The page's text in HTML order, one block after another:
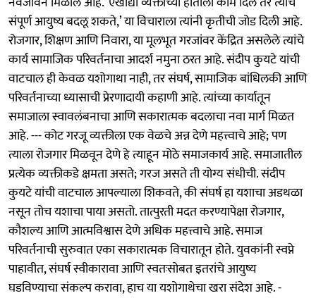
संपूर्ण आयुष्य बदलू शकते,’ या विचाराला त्यांनी कृतीची जोड दिली आहे.
रोजगार, शिक्षण आणि निवारा, या मूलभूत गरजांवर केंद्रित असलेले त्यांचे
कार्य सामाजिक परिवर्तनाचा आदर्श नमुना ठरत आहे. संदीप कुयटे यांची
वाटचाल ही केवळ यशोगाथा नाही, तर संघर्ष, सामाजिक बांधिलकी आणि
परिवर्तनाच्या ध्यासाची प्रेरणादायी कहाणी आहे. त्यांच्या कार्यातून
समाजाला स्वावलंबनाचा आणि सकारात्मक बदलाचा नवा मार्ग मिळत
आहे. --- कोट गरजू व्यक्तीला एक वेळचे अन्न देणे महत्त्वाचे आहे; पण
त्याला रोजगार मिळवून देणे हे त्याहून मोठे समाजकार्य आहे. समाजातील
प्रत्येक व्यक्तीकडे क्षमता असते; गरज असते ती योग्य संधीची. संदीप
कुयटे यांची वाटचाल आपल्याला शिकवते, की संघर्ष हा यशाचा अडथळा
नसून तोच यशाचा पाया असतो. तात्पुरती मदत करण्यापेक्षा रोजगार,
कौशल्य आणि आत्मविश्वास देणे अधिक महत्त्वाचे आहे. समाज
परिवर्तनाची सुरुवात एका सकारात्मक विचारातून होते. युवकांनी स्वप्ने
पाहावीत, संघर्ष स्वीकारावा आणि स्वतःसोबत इतरांचे आयुष्य
घडविण्याचा संकल्प करावा, हाच या यशोगाथेचा खरा संदेश आहे. -